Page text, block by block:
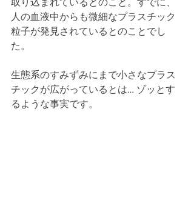
人の血液中からも微細なプラスチック
粒子が発見されているとのことでし
た。
生態系のすみずみにまで小さなプラス
チックが広がっているとは… ゾッとす
るような事実です。